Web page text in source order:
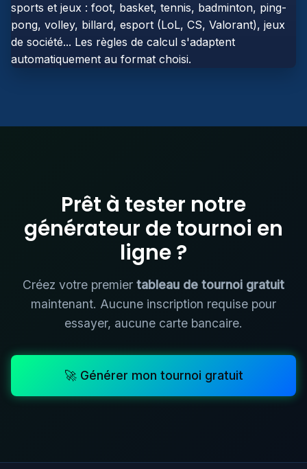
sports et jeux : foot, basket, tennis, badminton, ping-
pong, volley, billard, esport (LoL, CS, Valorant), jeux
de société... Les règles de calcul s'adaptent
automatiquement au format choisi.
Prêt à tester notre
générateur de tournoi en
ligne ?
Créez votre premier tableau de tournoi gratuit
maintenant. Aucune inscription requise pour
essayer, aucune carte bancaire.
🚀 Générer mon tournoi gratuit